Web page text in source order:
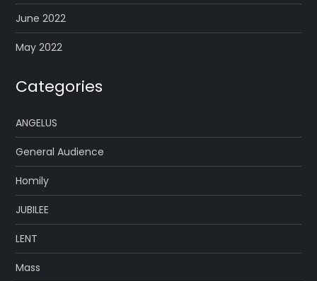
June 2022
May 2022
Categories
ANGELUS
General Audience
Homily
JUBILEE
LENT
Mass